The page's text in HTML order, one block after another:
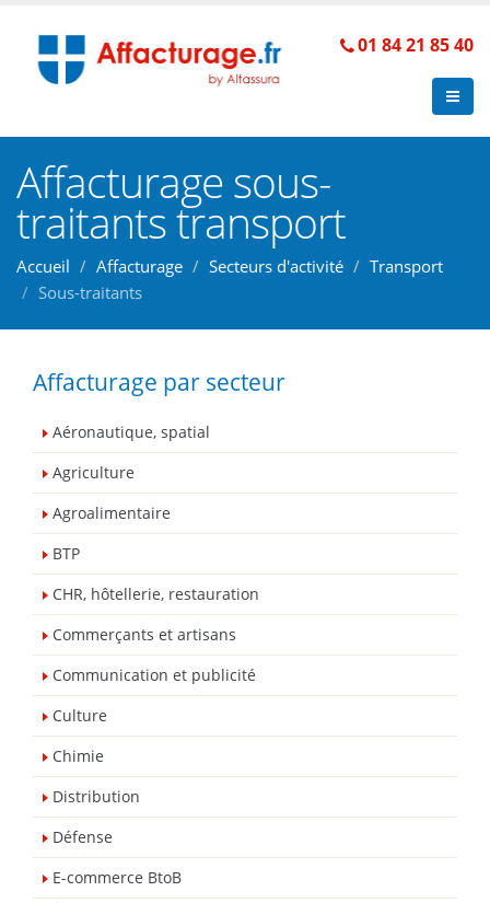
01 84 21 85 40
Affacturage sous-
traitants transport
Accueil Affacturage Secteurs d'activité
Transport
Sous-traitants
Affacturage par secteur
Aéronautique, spatial
Agriculture
Agroalimentaire
BTP
CHR, hôtellerie, restauration
Commerçants et artisans
Communication et publicité
Culture
Chimie
Distribution
Défense
E-commerce BtoB